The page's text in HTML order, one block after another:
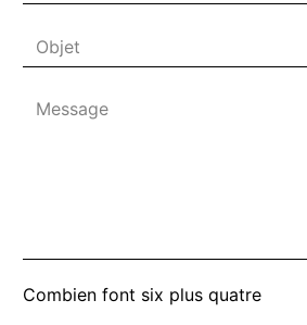
Combien font six plus quatre